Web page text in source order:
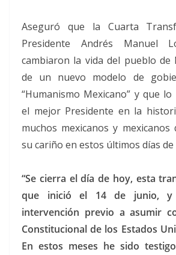
Aseguró que la Cuarta
Presidente Andrés Manuel
cambiaron la vida del pueblo de
de un nuevo modelo de
“Humanismo Mexicano” y que
el mejor Presidente en la
muchos mexicanos y mexicanos
su cariño en estos últimos días
“Se cierra el día de hoy, esta
que inició el 14 de junio,
intervención previo a asumir
Constitucional de los Estados
En estos meses he sido